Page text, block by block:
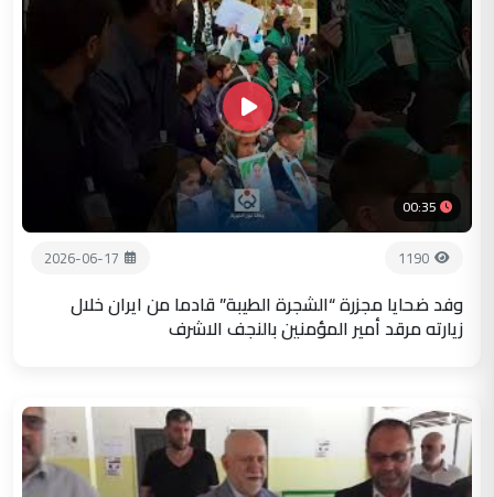
00:35
1190
2026-06-17
وفد ضحايا مجزرة “الشجرة الطيبة” قادما من ايران خلال
زيارته مرقد أمير المؤمنين بالنجف الاشرف